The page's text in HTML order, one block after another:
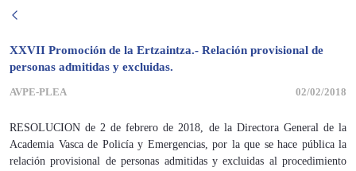
XXVII Promoción de la Ertzaintza.- Relación provisional de
personas admitidas y excluidas.
AVPE-PLEA 02/02/2018
RESOLUCION de 2 de febrero de 2018, de la Directora General de la
Academia Vasca de Policía y Emergencias, por la que se hace pública la
relación provisional de personas admitidas y excluidas al procedimiento